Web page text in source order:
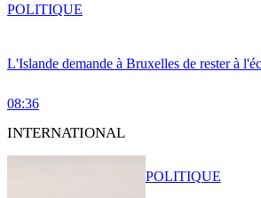
L'Islande demande à Bruxelles de rester à
08:36
POLITIQUE
INTERNATIONAL
POLITIQUE